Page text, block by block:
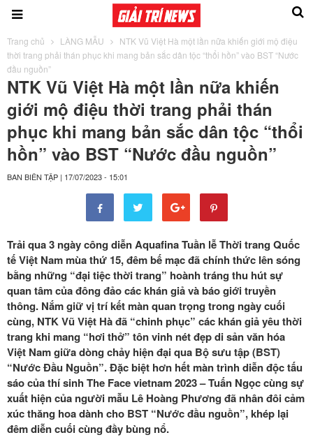
Trang chủ LÀNG MẪU
NTK Vũ Việt Hà một lần nữa khiến giới mộ điệu
thời trang phải thán phục khi mang bản sắc dân tộc “thổi hồn” vào BST “Nước
đầu nguồn”
NTK Vũ Việt Hà một lần nữa khiến
giới mộ điệu thời trang phải thán
phục khi mang bản sắc dân tộc “thổi
hồn” vào BST “Nước đầu nguồn”
BAN BIÊN TẬP | 17/07/2023 - 15:01
Trải qua 3 ngày công diễn Aquafina Tuần lễ Thời trang Quốc
tế Việt Nam mùa thứ 15, đêm bế mạcđã chính thức lên sóng
bằng những “đại tiệc thời trang” hoành tráng thu hút sự
quan tâm của đông đảo các khán giả và báo giới truyền
thông. Nắm giữ vị trí kết màn quan trọng trong ngày cuối
cùng, NTK Vũ Việt Hà đã “chinh phục” các khán giả yêu thời
trang khi mang “hơi thở” tôn vinh nét đẹp di sản văn hóa
Việt Nam giữa dòng chảy hiện đại qua Bộ sưu tập (BST)
“Nước Đầu Nguồn”.Đặc biệt hơn hết màn trình diễn độc tấu
sáo của thí sinh The Face vietnam 2023 – Tuấn Ngọc cùng sự
xuất hiện của người mẫu Lê Hoàng Phương đã nhân đôi cảm
xúc thăng hoa dành cho BST “Nước đầu nguồn”, khép lại
đêm diễn cuối cùng đầy bùng nổ.